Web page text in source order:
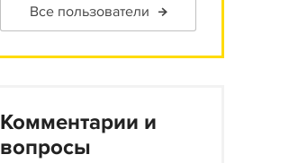
Все пользователи
Комментарии и
вопросы